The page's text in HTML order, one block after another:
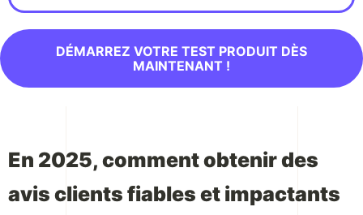
DÉMARREZ VOTRE TEST PRODUIT DÈS
MAINTENANT !
En 2025, comment obtenir des
avis clients fiables et impactants